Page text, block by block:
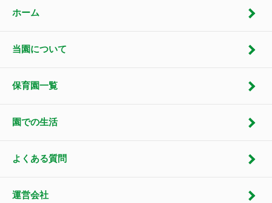
ホーム
当園について
保育園一覧
園での生活
よくある質問
運営会社